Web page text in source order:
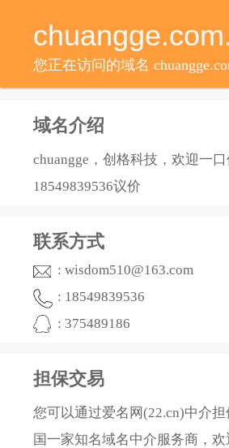
您正在访问的域名
域名介绍
chuangge，创格科技，欢迎一
18549839536议价
联系方式
: wisdom510@163.com
: 18549839536
: 375489186
担保交易
您可以通过爱名网(22.cn)中介
国一家知名域名中介服务商，欢